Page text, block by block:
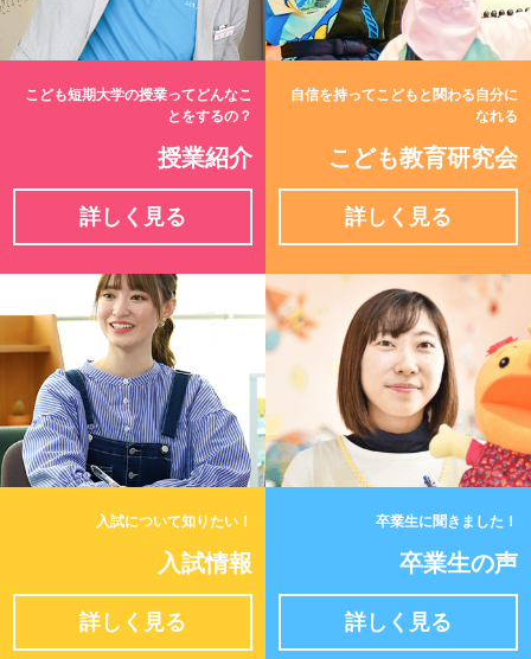
こども短期大学の授業ってどんなこ
とをするの？
授業紹介
詳しく見る
自信を持ってこどもと関わる自分に
なれる
こども教育研究会
詳しく見る
入試について知りたい！
入試情報
詳しく見る
卒業生に聞きました！
卒業生の声
詳しく見る